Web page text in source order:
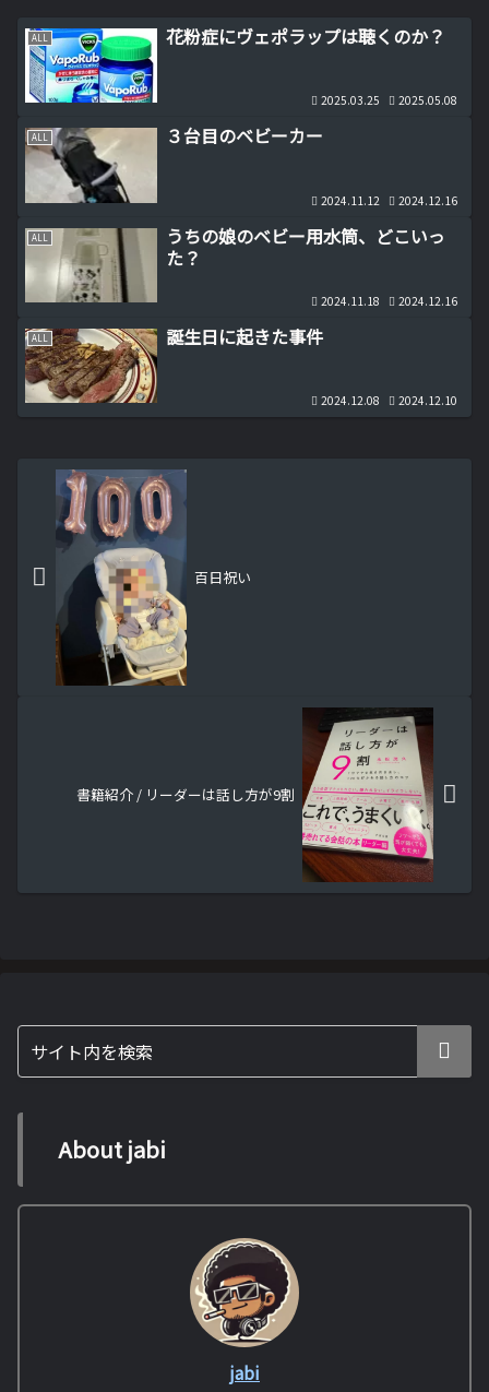
ALL 花粉症にヴェポラップは聴くのか？
2025.03.25 2025.05.08
ALL ３台目のベビーカー
2024.11.12 2024.12.16
ALL
うちの娘のベビー用水筒、どこいっ
た？
2024.11.18 2024.12.16
ALL 誕生日に起きた事件
2024.12.08 2024.12.10
百日祝い
書籍紹介 / リーダーは話し方が9割
About jabi
jabi